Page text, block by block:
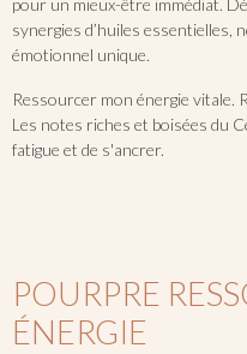
pour un mieux-être immédiat.
synergies d’huiles essentielles,
émotionnel unique.
Ressourcer mon énergie vitale.
Les notes riches et boisées du
fatigue et de s'ancrer.
POURPRE
ÉNERGIE